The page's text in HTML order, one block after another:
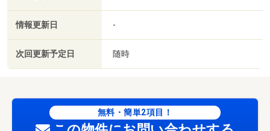
情報更新日 -
次回更新予定日 随時
無料・簡単2項目！